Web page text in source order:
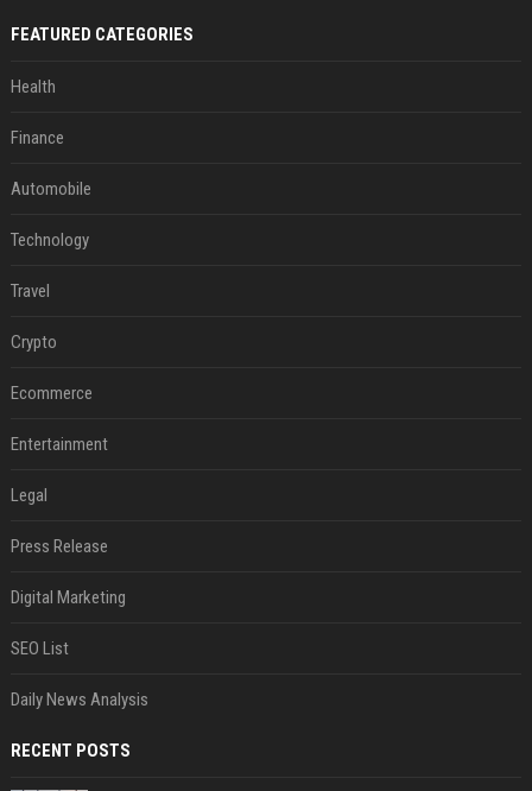
FEATURED CATEGORIES
Health
Finance
Automobile
Technology
Travel
Crypto
Ecommerce
Entertainment
Legal
Press Release
Digital Marketing
SEO List
Daily News Analysis
RECENT POSTS